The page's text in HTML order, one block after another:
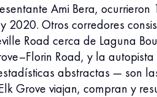
Ami Bera, ocurrieron
2020. Otros corredores
Road cerca de Laguna
Road, y la
abstractas — son
Grove viajan, compran y